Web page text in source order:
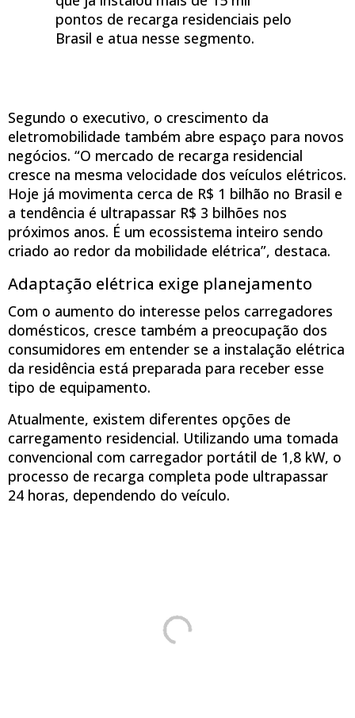
pontos de recarga residenciais pelo
Brasil e atua nesse segmento.
Segundo o executivo, o crescimento da
eletromobilidade também abre espaço para novos
negócios. “O mercado de recarga residencial
cresce na mesma velocidade dos veículos elétricos.
Hoje já movimenta cerca de R$ 1 bilhão no Brasil e
a tendência é ultrapassar R$ 3 bilhões nos
próximos anos. É um ecossistema inteiro sendo
criado ao redor da mobilidade elétrica”, destaca.
Adaptação elétrica exige planejamento
Com o aumento do interesse pelos carregadores
domésticos, cresce também a preocupação dos
consumidores em entender se a instalação elétrica
da residência está preparada para receber esse
tipo de equipamento.
Atualmente, existem diferentes opções de
carregamento residencial. Utilizando uma tomada
convencional com carregador portátil de 1,8 kW, o
processo de recarga completa pode ultrapassar
24 horas, dependendo do veículo.